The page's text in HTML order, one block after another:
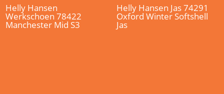
Helly Hansen
Werkschoen 78422
Manchester Mid S3
Helly Hansen Jas 74291
Oxford Winter Softshell
Jas